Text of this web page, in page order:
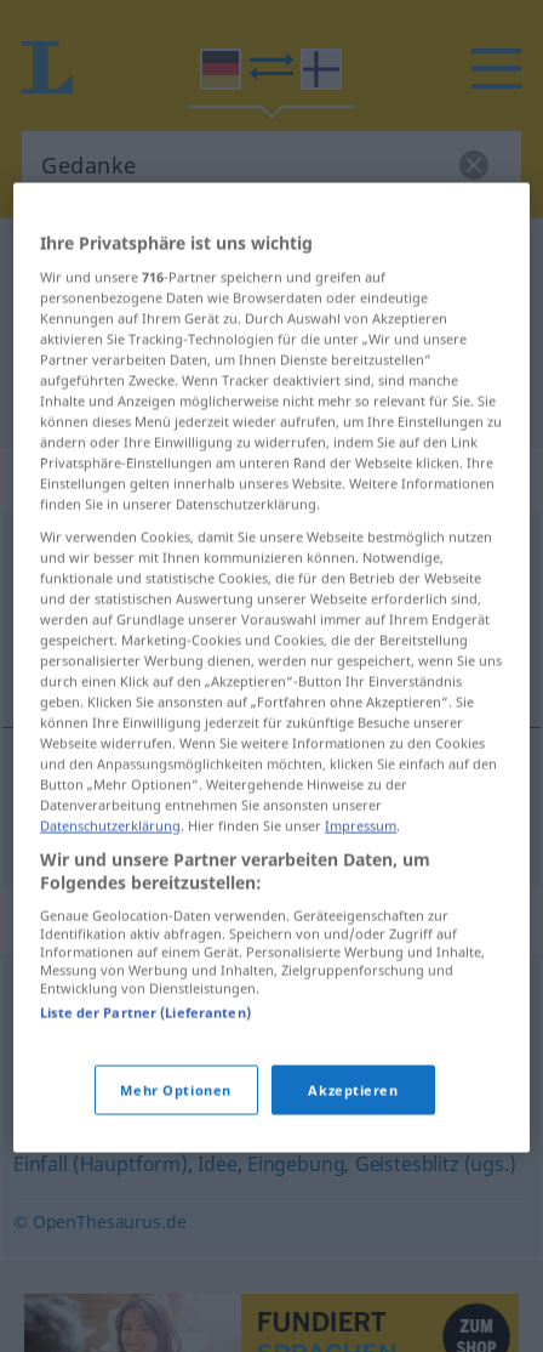
Deutsch-Finnisch Wörterbuch
Deutsch-Finnisch Übersetzung für
"Gedanke"
"Gedanke" Finnisch Übersetzung
„Gedanke“: männlich
Gedankem
Übersicht aller Übersetzungen
(Für mehr Details die Übersetzung anklicken/antippen)
ajatus
ajatus Gedanke
Synonyme für "Gedanke"
Vorstellung,Erwägung,Überlegung
(plötzliche) Einsicht, Eingebung (Hauptform)
(plötzliche) Erkenntnis,Anregung,Idee
Einfall (Hauptform), Idee, Eingebung, Geistesblitz (ugs.)
© OpenThesaurus.de
Ihre Privatsphäre ist uns wichtig
Wir und unsere716-Partner speichern und greifen auf
personenbezogene Daten wie Browserdaten oder eindeutige
Kennungen auf Ihrem Gerät zu. Durch Auswahl von Akzeptieren
aktivieren Sie Tracking-Technologien für die unter „Wir und unsere
Partner verarbeiten Daten, um Ihnen Dienste bereitzustellen“
aufgeführten Zwecke. Wenn Tracker deaktiviert sind, sind manche
Inhalte und Anzeigen möglicherweise nicht mehr so relevant für Sie. Sie
können dieses Menü jederzeit wieder aufrufen, um Ihre Einstellungen zu
ändern oder Ihre Einwilligung zu widerrufen, indem Sie auf den Link
Privatsphäre-Einstellungen am unteren Rand der Webseite klicken. Ihre
Einstellungen gelten innerhalb unseres Website. Weitere Informationen
finden Sie in unserer Datenschutzerklärung.
Wir verwenden Cookies, damit Sie unsere Webseite bestmöglich nutzen
und wir besser mit Ihnen kommunizieren können. Notwendige,
funktionale und statistische Cookies, die für den Betrieb der Webseite
und der statistischen Auswertung unserer Webseite erforderlich sind,
werden auf Grundlage unserer Vorauswahl immer auf Ihrem Endgerät
gespeichert. Marketing-Cookies und Cookies, die der Bereitstellung
personalisierter Werbung dienen, werden nur gespeichert, wenn Sie uns
durch einen Klick auf den „Akzeptieren“-Button Ihr Einverständnis
geben. Klicken Sie ansonsten auf „Fortfahren ohne Akzeptieren“. Sie
können Ihre Einwilligung jederzeit für zukünftige Besuche unserer
Webseite widerrufen. Wenn Sie weitere Informationen zu den Cookies
und den Anpassungsmöglichkeiten möchten, klicken Sie einfach auf den
Button „Mehr Optionen“. Weitergehende Hinweise zu der
Datenverarbeitung entnehmen Sie ansonsten unserer
Datenschutzerklärung. Hier finden Sie unserImpressum.
Wir und unsere Partner verarbeiten Daten, um
Folgendes bereitzustellen:
Genaue Geolocation-Daten verwenden. Geräteeigenschaften zur
Identifikation aktiv abfragen. Speichern von und/oder Zugriff auf
Informationen auf einem Gerät. Personalisierte Werbung und Inhalte,
Messung von Werbung und Inhalten, Zielgruppenforschung und
Entwicklung von Dienstleistungen.
Liste der Partner (Lieferanten)
Mehr Optionen Akzeptieren